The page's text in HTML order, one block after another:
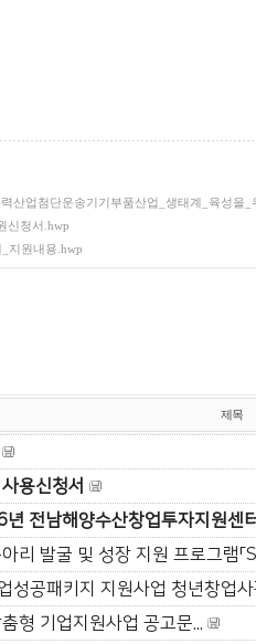
산업첨단운송기기부품산업_생태계_육성
신청서.hwp
지원내용.hwp
제목
용신청서
전남해양수산창업투자지원센
리 발굴 및 성장 지원 프로그램「
성공패키지 지원사업 청년창업
형 기업지원사업 공고문...